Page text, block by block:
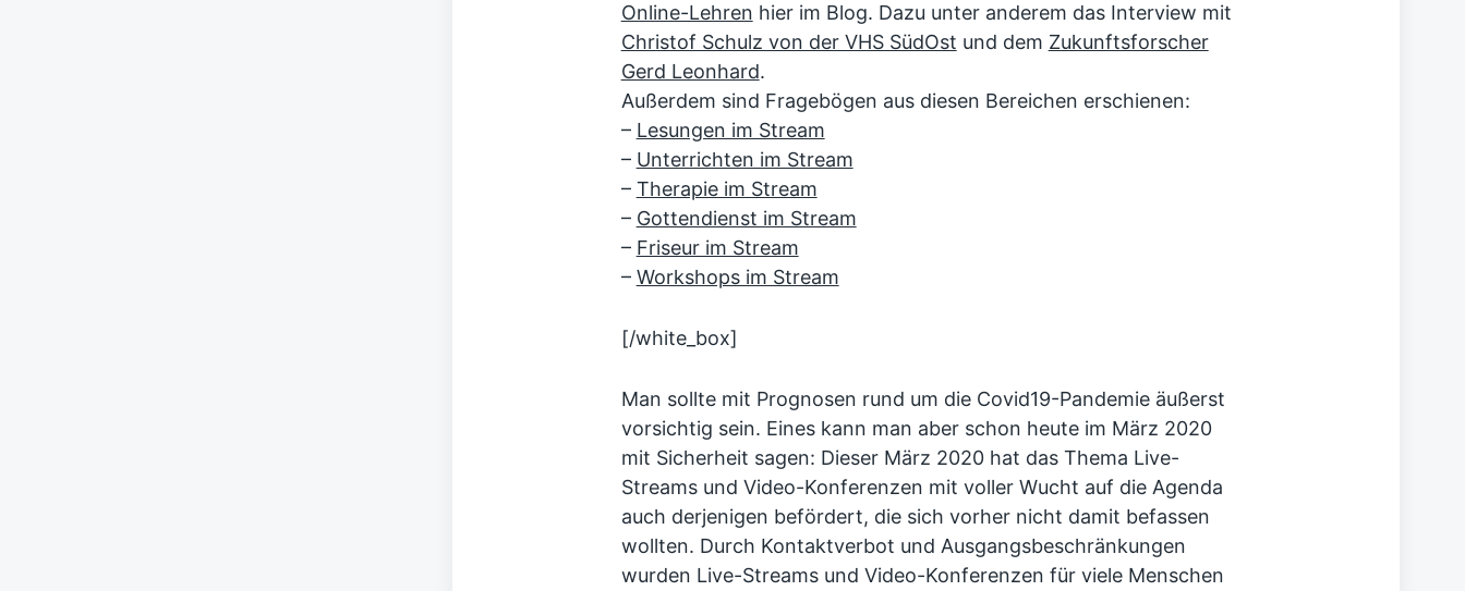
Online-Lehren hier im Blog. Dazu unter anderem das Interview mit
Christof Schulz von der VHS SüdOst und dem Zukunftsforscher
Gerd Leonhard.
Außerdem sind Fragebögen aus diesen Bereichen erschienen:
– Lesungen im Stream
– Unterrichten im Stream
– Therapie im Stream
– Gottendienst im Stream
– Friseur im Stream
– Workshops im Stream
[/white_box]
Man sollte mit Prognosen rund um die Covid19-Pandemie äußerst
vorsichtig sein. Eines kann man aber schon heute im März 2020
mit Sicherheit sagen: Dieser März 2020 hat das Thema Live-
Streams und Video-Konferenzen mit voller Wucht auf die Agenda
auch derjenigen befördert, die sich vorher nicht damit befassen
wollten. Durch Kontaktverbot und Ausgangsbeschränkungen
wurden Live-Streams und Video-Konferenzen für viele Menschen